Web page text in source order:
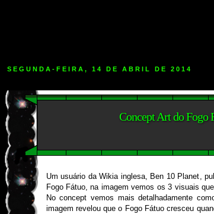
SEGUNDA-FEIRA, 14 DE ABRIL DE 2014
Concept Art do Fogo
Um usuário da Wikia inglesa, Ben 10 Planet,
Fogo Fátuo, na imagem vemos os 3 visuais
No concept vemos mais detalhadamente
imagem revelou que o Fogo Fátuo cresceu